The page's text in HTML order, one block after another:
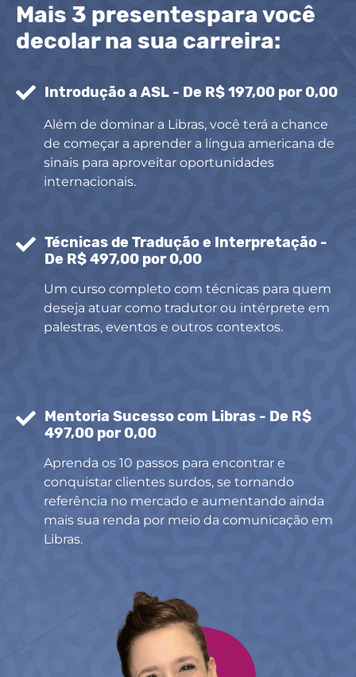
Mais 3 presentespara você
decolar na sua carreira:
Introdução a ASL - De R$ 197,00 por 0,00
Além de dominar a Libras, você terá a chance
de começar a aprender a língua americana de
sinais para aproveitar oportunidades
internacionais.
Técnicas de Tradução e Interpretação -
De R$ 497,00 por 0,00
Um curso completo com técnicas para quem
deseja atuar como tradutor ou intérprete em
palestras, eventos e outros contextos.
Mentoria Sucesso com Libras - De R$
497,00 por 0,00
Aprenda os 10 passos para encontrar e
conquistar clientes surdos, se tornando
referência no mercado e aumentando ainda
mais sua renda por meio da comunicação em
Libras.